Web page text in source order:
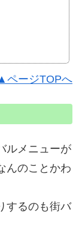
ページTOPへ
ルメニューが
んのことかわ
するのも街バ